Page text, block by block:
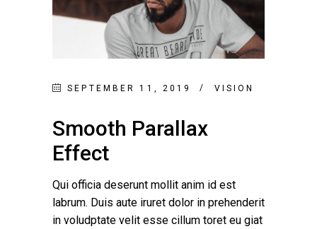
SEPTEMBER 11, 2019 VISION
Smooth Parallax
Effect
Qui officia deserunt mollit anim id est
labrum. Duis aute iruret dolor in prehenderit
in voludptate velit esse cillum toret eu giat